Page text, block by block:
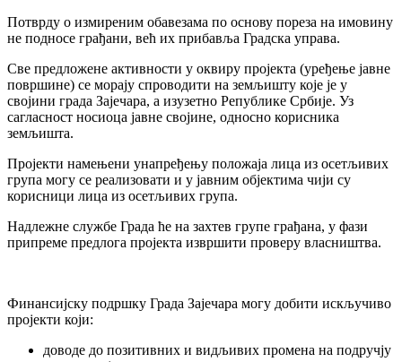
Потврду о измиреним обавезама по основу пореза на имовину
не подносе грађани, већ их прибавља Градска управа.
Све предложене активности у оквиру пројекта (уређење јавне
површине) се морају спроводити на земљишту које је у
својини града Зајечара, а изузетно Републике Србије. Уз
сагласност носиоца јавне својине, односно корисника
земљишта.
Пројекти намењени унапређењу положаја лица из осетљивих
група могу се реализовати и у јавним објектима чији су
корисници лица из осетљивих група.
Надлежне службе Града ће на захтев групе грађана, у фази
припреме предлога пројекта извршити проверу власништва.
Финансијску подршку Града Зајечара могу добити искључиво
пројекти који:
доводе до позитивних и видљивих промена на подручју